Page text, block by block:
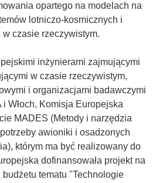
opartego na modelach na
lotniczo-kosmicznych i
czasie rzeczywistym.
inżynierami zajmującymi
w czasie rzeczywistym,
i organizacjami badawczymi
Włoch, Komisja Europejska
MADES (Metody i narzędzia
awioniki i osadzonych
którym ma być realizowany do
dofinansowała projekt na
tematu "Technologie